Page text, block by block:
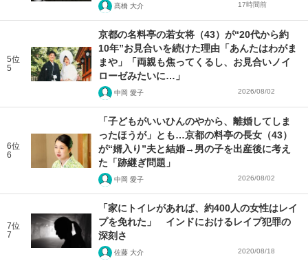
髙橋 大介 17時間前
5位
5
京都の名料亭の若女将（43）が“20代から約
10年”お見合いを続けた理由「あんたはわがま
まや」「両親も焦ってくるし、お見合いノイ
ローゼみたいに…」
中岡 愛子 2026/08/02
6位
6
「子どもがいいひんのやから、離婚してしま
ったほうが」とも…京都の料亭の長女（43）
が“婿入り”夫と結婚→男の子を出産後に考え
た「跡継ぎ問題」
中岡 愛子 2026/08/02
7位
7
「家にトイレがあれば、約400人の女性はレイ
プを免れた」 インドにおけるレイプ犯罪の
深刻さ
佐藤 大介 2020/08/18